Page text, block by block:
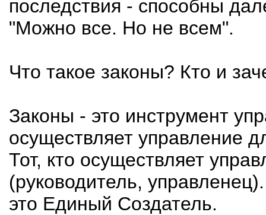
последствия - способны
"Можно все. Но не всем".
Что такое законы? Кто и
Законы - это инструмент
осуществляет управление
Тот, кто осуществляет
(руководитель,
это Единый Создатель.